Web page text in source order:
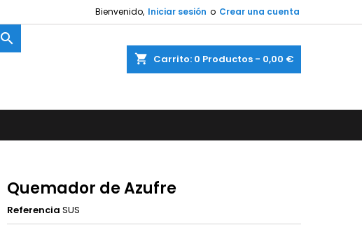
Bienvenido, Iniciar sesión o Crear una cuenta
shopping_cart Carrito: 0 Productos - 0,00 €

Quemador de Azufre
Referencia SUS